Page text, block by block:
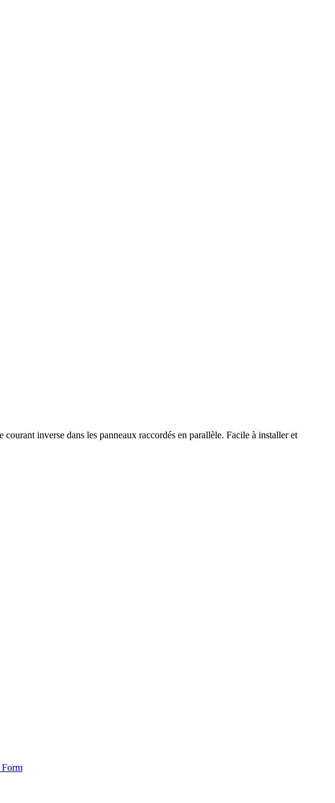
inverse dans les panneaux raccordés en parallèle. Facile à installer et